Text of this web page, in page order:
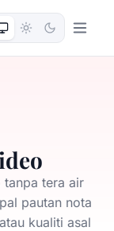
tera air
pautan nota
kualiti asal